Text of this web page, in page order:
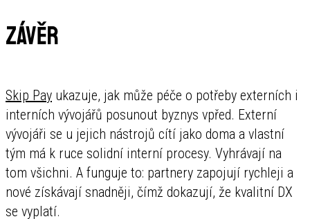
Závěr
Skip Pay ukazuje, jak může péče o potřeby externích i
interních vývojářů posunout byznys vpřed. Externí
vývojáři se u jejich nástrojů cítí jako doma a vlastní
tým má k ruce solidní interní procesy. Vyhrávají na
tom všichni. A funguje to: partnery zapojují rychleji a
nové získávají snadněji, čímž dokazují, že kvalitní DX
se vyplatí.